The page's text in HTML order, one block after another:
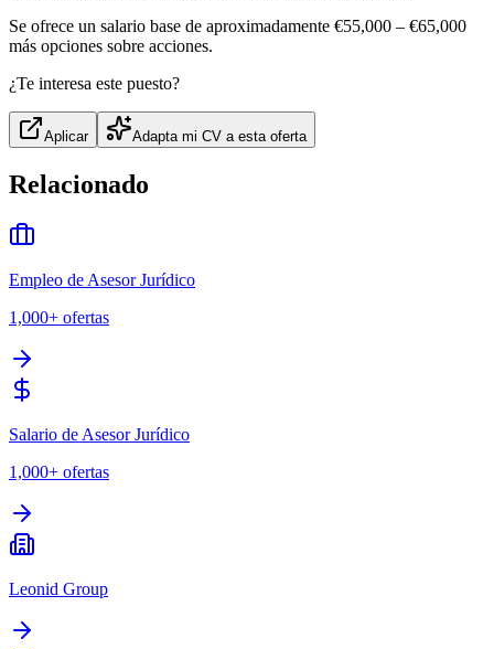
Se ofrece un salario base de aproximadamente €55,000 – €65,000
más opciones sobre acciones.
¿Te interesa este puesto?
Aplicar Adapta mi CV a esta oferta
Relacionado
Empleo de Asesor Jurídico
1,000+ ofertas
Salario de Asesor Jurídico
1,000+ ofertas
Leonid Group